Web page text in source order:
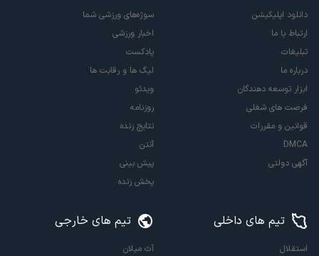
دانلود اپلیکیشن
ارتباط با ما
تبلیغات
درباره ما
ابزار توسعه دهندگان
فرصت های شغلی
قوانین و مقررات
DMCA
آگهی دولتی
سوژه‌های ورزشی شما
اخبار ورزشی
پادکست
لیگ ها و رقابت ها
ویدئو
روزنامه
نتایج زنده
آنتن
پیش بینی
پخش زنده
تیم های داخلی
استقلال
تیم های خارجی
آث میلان